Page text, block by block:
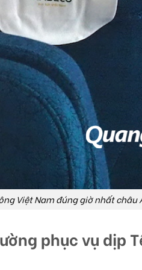
Việt Nam đúng giờ nhất châu
phục vụ dịp